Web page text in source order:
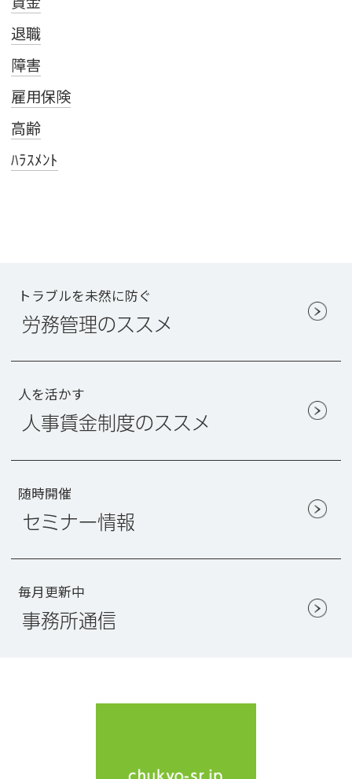
退職
障害
雇用保険
高齢
ﾊﾗｽﾒﾝﾄ
トラブルを未然に防ぐ
労務管理のススメ
人を活かす
人事賃金制度のススメ
随時開催
セミナー情報
毎月更新中
事務所通信